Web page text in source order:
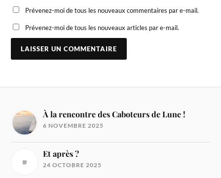
Prévenez-moi de tous les nouveaux commentaires par e-mail.
Prévenez-moi de tous les nouveaux articles par e-mail.
À la rencontre des Caboteurs de Lune !
6 NOVEMBRE 2025
Et après ?
24 OCTOBRE 2025